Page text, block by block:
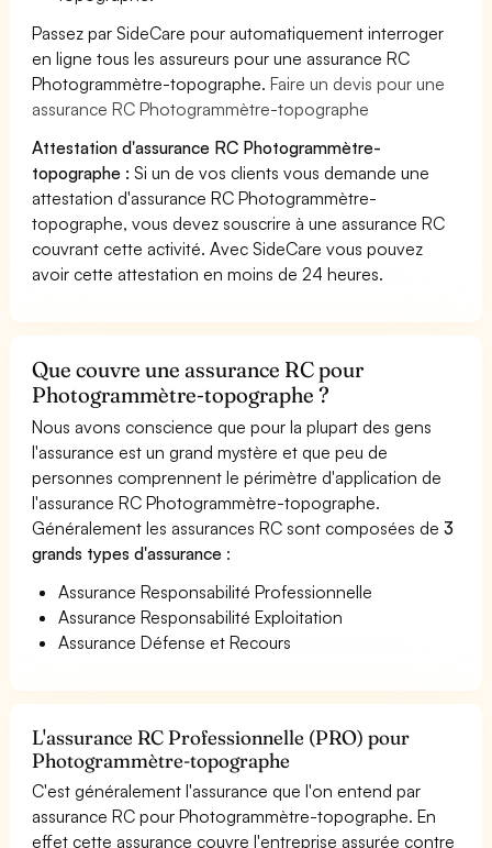
Passez par SideCare pour automatiquement interroger
en ligne tous les assureurs pour une assurance RC
Photogrammètre-topographe.Faire un devis pour une
assurance RC Photogrammètre-topographe
Attestation d'assurance RC Photogrammètre-
topographe : Si un de vos clients vous demande une
attestation d'assurance RC Photogrammètre-
topographe, vous devez souscrire à une assurance RC
couvrant cette activité. Avec SideCare vous pouvez
avoir cette attestation en moins de 24 heures.
Que couvre une assurance RC pour
Photogrammètre-topographe ?
Nous avons conscience que pour la plupart des gens
l'assurance est un grand mystère et que peu de
personnes comprennent le périmètre d'application de
l'assurance RC Photogrammètre-topographe.
Généralement les assurances RC sont composées de3
grands types d'assurance :
Assurance Responsabilité Professionnelle
Assurance Responsabilité Exploitation
Assurance Défense et Recours
L'assurance RC Professionnelle (PRO) pour
Photogrammètre-topographe
C'est généralement l'assurance que l'on entend par
assurance RC pour Photogrammètre-topographe. En
effet cette assurance couvre l'entreprise assurée contre